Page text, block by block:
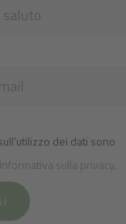
dei dati sono
Informativa sulla privacy.